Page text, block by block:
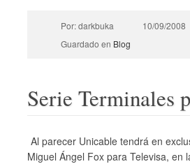
Por: darkbuka
10/09/2008
Guardado en Blog
Serie Terminales
Al parecer Unicable tendrá en
Miguel Ángel Fox para Televisa,